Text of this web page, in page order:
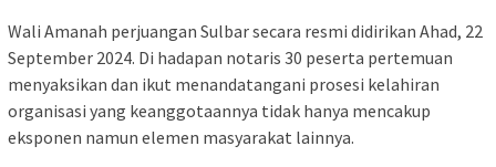
Wali Amanah perjuangan Sulbar secara resmi didirikan Ahad, 22
September 2024. Di hadapan notaris 30 peserta pertemuan
menyaksikan dan ikut menandatangani prosesi kelahiran
organisasi yang keanggotaannya tidak hanya mencakup
eksponen namun elemen masyarakat lainnya.